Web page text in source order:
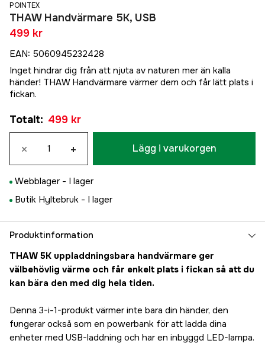
POINTEX
THAW Handvärmare 5K, USB
499 kr
EAN: 5060945232428
Inget hindrar dig från att njuta av naturen mer än kalla
händer! THAW Handvärmare värmer dem och får lätt plats i
fickan.
Totalt: 499 kr
× + Lägg i varukorgen
Webblager - I lager
Butik Hyltebruk - I lager
Produktinformation
THAW 5K uppladdningsbara handvärmare ger
välbehövlig värme och får enkelt plats i fickan så att du
kan bära den med dig hela tiden.
Denna 3-i-1-produkt värmer inte bara din händer, den
fungerar också som en powerbank för att ladda dina
enheter med USB-laddning och har en inbyggd LED-lampa.